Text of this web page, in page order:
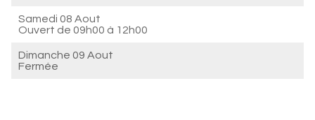
Samedi 08 Aout
Ouvert de 09h00 à 12h00
Dimanche 09 Aout
Fermée